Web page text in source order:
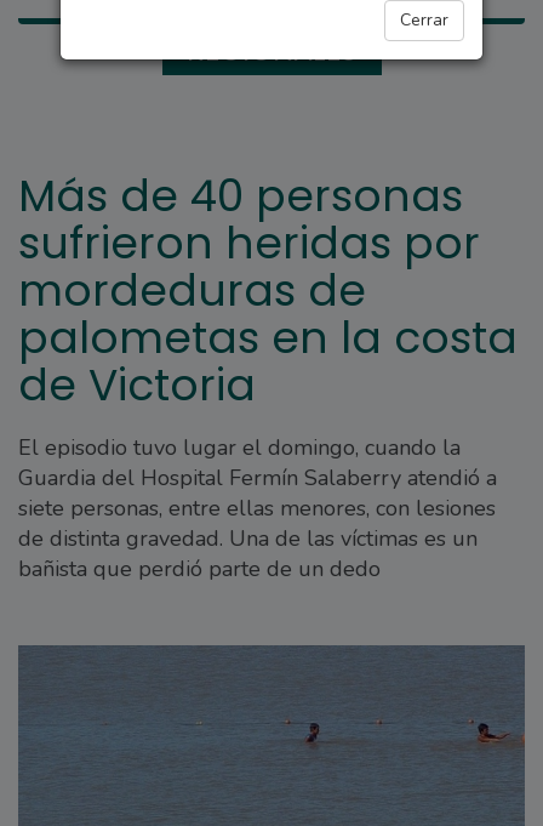
Cerrar
REGIONALES
Más de 40 personas
sufrieron heridas por
mordeduras de
palometas en la costa
de Victoria
El episodio tuvo lugar el domingo, cuando la
Guardia del Hospital Fermín Salaberry atendió a
siete personas, entre ellas menores, con lesiones
de distinta gravedad. Una de las víctimas es un
bañista que perdió parte de un dedo